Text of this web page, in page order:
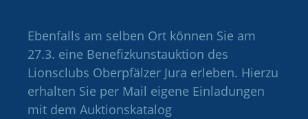
Ebenfalls am selben Ort können Sie am
27.3. eine Benefizkunstauktion des
Lionsclubs Oberpfälzer Jura erleben. Hierzu
erhalten Sie per Mail eigene Einladungen
mit dem Auktionskatalog